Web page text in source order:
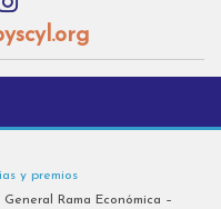
y premios
Rama Económica –